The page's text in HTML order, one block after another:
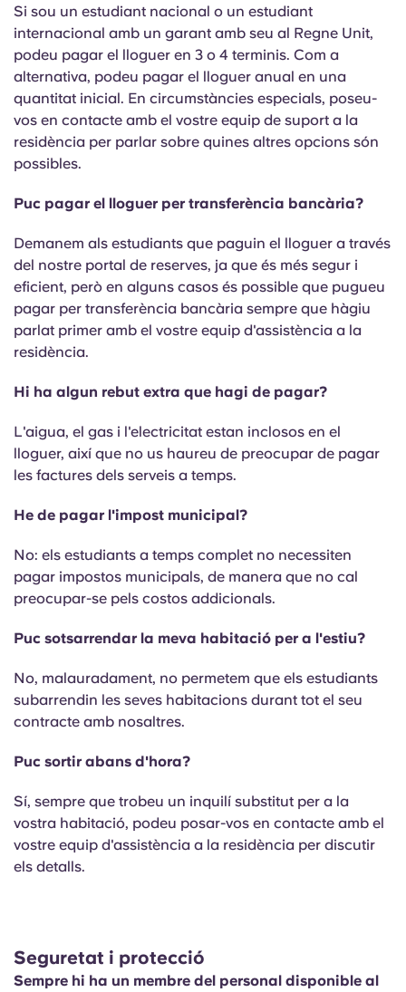
Si sou un estudiant nacional o un estudiant
internacional amb un garant amb seu al Regne Unit,
podeu pagar el lloguer en 3 o 4 terminis. Com a
alternativa, podeu pagar el lloguer anual en una
quantitat inicial. En circumstàncies especials, poseu-
vos en contacte amb el vostre equip de suport a la
residència per parlar sobre quines altres opcions són
possibles.
Puc pagar el lloguer per transferència bancària?
Demanem als estudiants que paguin el lloguer a través
del nostre portal de reserves, ja que és més segur i
eficient, però en alguns casos és possible que pugueu
pagar per transferència bancària sempre que hàgiu
parlat primer amb el vostre equip d'assistència a la
residència.
Hi ha algun rebut extra que hagi de pagar?
L'aigua, el gas i l'electricitat estan inclosos en el
lloguer, així que no us haureu de preocupar de pagar
les factures dels serveis a temps.
He de pagar l'impost municipal?
No: els estudiants a temps complet no necessiten
pagar impostos municipals, de manera que no cal
preocupar-se pels costos addicionals.
Puc sotsarrendar la meva habitació per a l'estiu?
No, malauradament, no permetem que els estudiants
subarrendin les seves habitacions durant tot el seu
contracte amb nosaltres.
Puc sortir abans d'hora?
Sí, sempre que trobeu un inquilí substitut per a la
vostra habitació, podeu posar-vos en contacte amb el
vostre equip d'assistència a la residència per discutir
els detalls.
Seguretat i protecció
Sempre hi ha un membre del personal disponible al